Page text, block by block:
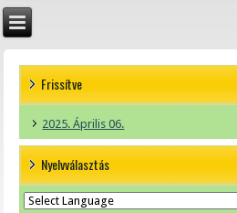
Frissítve
2025. Április 06.
Nyelvválasztás